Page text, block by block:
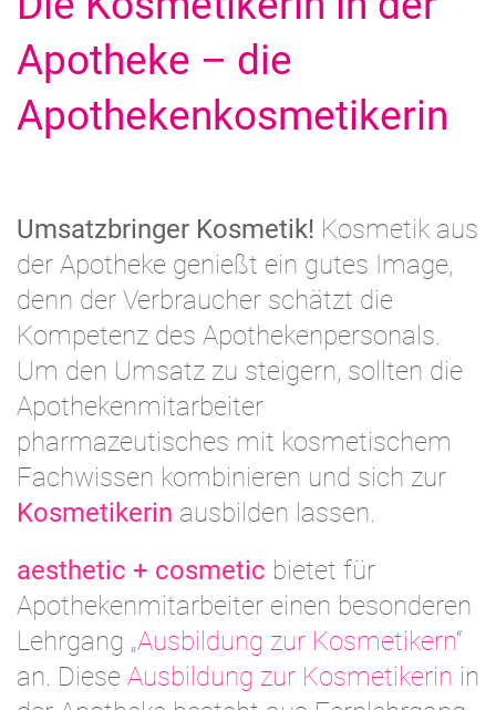
Apotheke – die
Apothekenkosmetikerin
Umsatzbringer Kosmetik! Kosmetik aus
der Apotheke genießt ein gutes Image,
denn der Verbraucher schätzt die
Kompetenz des Apothekenpersonals.
Um den Umsatz zu steigern, sollten die
Apothekenmitarbeiter
pharmazeutisches mit kosmetischem
Fachwissen kombinieren und sich zur
Kosmetikerin ausbilden lassen.
aesthetic + cosmetic bietet für
Apothekenmitarbeiter einen besonderen
Lehrgang „Ausbildung zur Kosmetikern“
an. Diese Ausbildung zur Kosmetikerin in